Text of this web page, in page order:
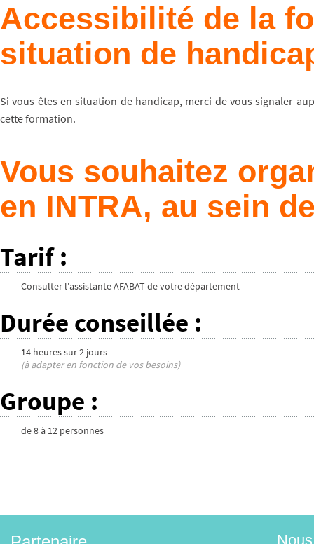
Accessibilité de la
situation de
Si vous êtes en situation de handicap, merci de vous signaler
cette formation.
Vous souhaitez
en INTRA, au sein
Tarif :
Consulter l'assistante AFABAT de votre département
Durée conseillée :
14 heuressur2 jours
(à adapter en fonction de vos besoins)
Groupe :
de8à 12 personnes